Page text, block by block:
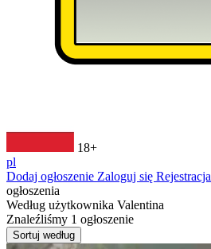
18+
pl
Dodaj ogłoszenie Zaloguj się Rejestracja
ogłoszenia
Według użytkownika Valentina
Znaleźliśmy 1 ogłoszenie
Sortuj według